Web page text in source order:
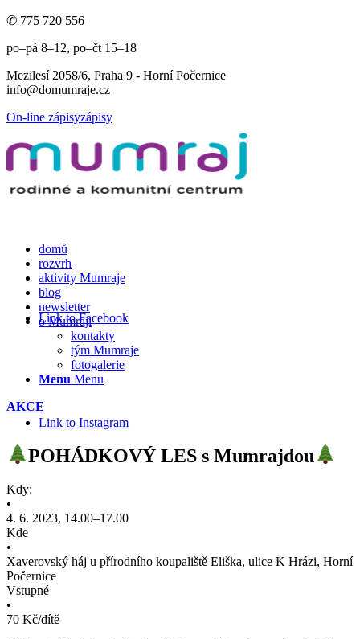
✆ 775 720 556
po–pá 8–12, po–čt 15–18
Mezilesí 2058/6, Praha 9 - Horní Počernice
info@domumraje.cz
On-line zápisyzápisy
Link to Facebook
Link to Instagram
domů
rozvrh
aktivity Mumraje
blog
newsletter
o Mumraji
kontakty
tým Mumraje
fotogalerie
Menu Menu
AKCE
POHÁDKOVÝ LES s Mumrajdou
Kdy:
•
4. 6. 2023, 14.00–17.00
Kde
•
Xaverovský háj u přírodního koupaliště Eliška, ulice K Hrázi, Horní
Počernice
Vstupné
•
70 Kč/dítě